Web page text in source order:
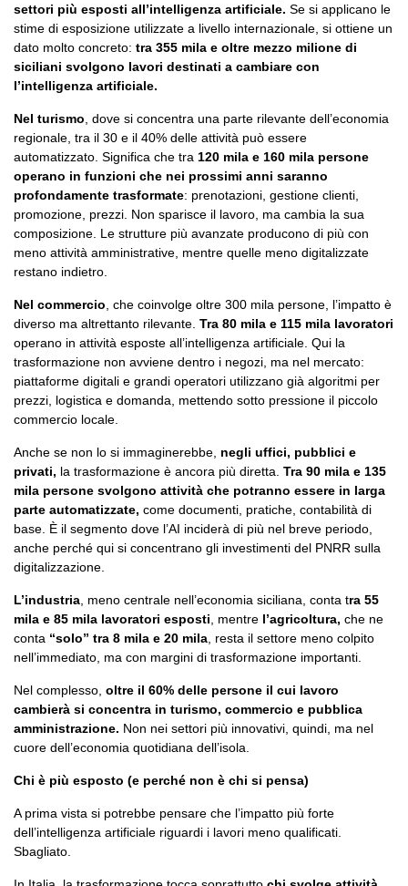
settori più esposti all’intelligenza artificiale. Se si applicano le
stime di esposizione utilizzate a livello internazionale, si ottiene un
dato molto concreto: tra 355 mila e oltre mezzo milione di
siciliani svolgono lavori destinati a cambiare con
l’intelligenza artificiale.
Nel turismo , dove si concentra una parte rilevante dell’economia
regionale, tra il 30 e il 40% delle attività può essere
automatizzato. Significa che tra 120 mila e 160 mila persone
operano in funzioni che nei prossimi anni saranno
profondamente trasformate: prenotazioni, gestione clienti,
promozione, prezzi. Non sparisce il lavoro, ma cambia la sua
composizione. Le strutture più avanzate producono di più con
meno attività amministrative, mentre quelle meno digitalizzate
restano indietro.
Nel commercio , che coinvolge oltre 300 mila persone, l’impatto è
diverso ma altrettanto rilevante. Tra 80 mila e 115 mila lavoratori
operano in attività esposte all’intelligenza artificiale. Qui la
trasformazione non avviene dentro i negozi, ma nel mercato:
piattaforme digitali e grandi operatori utilizzano già algoritmi per
prezzi, logistica e domanda, mettendo sotto pressione il piccolo
commercio locale.
Anche se non lo si immaginerebbe, negli uffici, pubblici e
privati, la trasformazione è ancora più diretta. Tra 90 mila e 135
mila persone svolgono attività che potranno essere in larga
parte automatizzate, come documenti, pratiche, contabilità di
base. È il segmento dove l’AI inciderà di più nel breve periodo,
anche perché qui si concentrano gli investimenti del PNRR sulla
digitalizzazione.
L’industria , meno centrale nell’economia siciliana, conta tra 55
mila e 85 mila lavoratori esposti , mentre l’agricoltura, che ne
conta “solo” tra 8 mila e 20 mila , resta il settore meno colpito
nell’immediato, ma con margini di trasformazione importanti.
Nel complesso, oltre il 60% delle persone il cui lavoro
cambierà si concentra in turismo, commercio e pubblica
amministrazione. Non nei settori più innovativi, quindi, ma nel
cuore dell’economia quotidiana dell’isola.
Chi è più esposto (e perché non è chi si pensa)
A prima vista si potrebbe pensare che l’impatto più forte
dell’intelligenza artificiale riguardi i lavori meno qualificati.
Sbagliato.